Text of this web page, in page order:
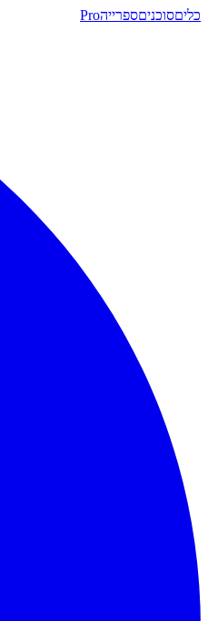
כליםסוכניםספרייהPro